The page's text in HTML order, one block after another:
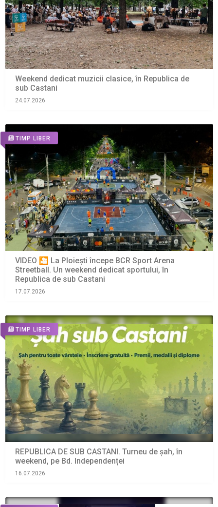
Weekend dedicat muzicii clasice, în Republica de
sub Castani
24.07.2026
TIMP LIBER
VIDEO 🎦 La Ploiești începe BCR Sport Arena
Streetball. Un weekend dedicat sportului, în
Republica de sub Castani
17.07.2026
TIMP LIBER
REPUBLICA DE SUB CASTANI. Turneu de șah, în
weekend, pe Bd. Independenței
16.07.2026